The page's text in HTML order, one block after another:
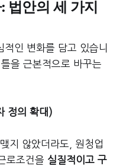
법안의 세 가지
인 변화를 담고 있습니
을 근본적으로 바꾸는
정의 확대)
지 않았더라도, 원청업
로조건을 실질적이고 구